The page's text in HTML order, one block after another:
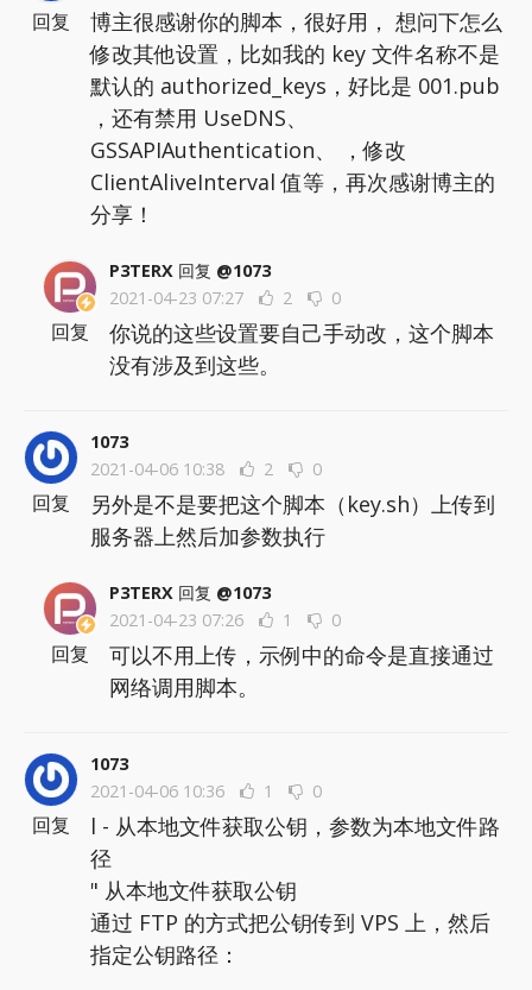
博主很感谢你的脚本，很好用， 想问下怎么
修改其他设置，比如我的 key 文件名称不是
默认的 authorized_keys，好比是 001.pub
，还有禁用 UseDNS、
GSSAPIAuthentication、 ，修改
ClientAliveInterval 值等，再次感谢博主的
分享！
回复
P3TERX 回复 @1073
2021-04-23 07:27
2 0
你说的这些设置要自己手动改，这个脚本
没有涉及到这些。
回复
1073
2021-04-06 10:38
2 0
另外是不是要把这个脚本（key.sh）上传到
服务器上然后加参数执行
回复
P3TERX 回复 @1073
2021-04-23 07:26
1 0
可以不用上传，示例中的命令是直接通过
网络调用脚本。
回复
1073
2021-04-06 10:36
1 0
l - 从本地文件获取公钥，参数为本地文件路
径
" 从本地文件获取公钥
通过 FTP 的方式把公钥传到 VPS 上，然后
指定公钥路径：
回复